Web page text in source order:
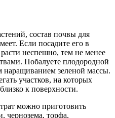
состав почвы для
Если посадите его в
неспешно, тем не менее
Побалуете плодородной
наращиванием зеленой массы.
участков, на которых
к поверхности.
можно приготовить
чернозема, торфа,